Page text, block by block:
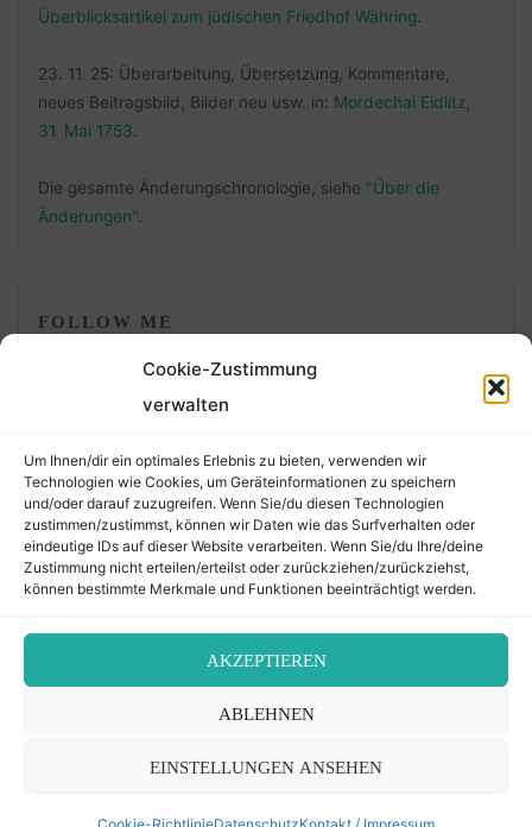
Cookie-Zustimmung
verwalten
Um Ihnen/dir ein optimales Erlebnis zu bieten, verwenden wir
Technologien wie Cookies, um Geräteinformationen zu speichern
und/oder darauf zuzugreifen. Wenn Sie/du diesen Technologien
zustimmen/zustimmst, können wir Daten wie das Surfverhalten oder
eindeutige IDs auf dieser Website verarbeiten. Wenn Sie/du Ihre/deine
Zustimmung nicht erteilen/erteilst oder zurückziehen/zurückziehst,
können bestimmte Merkmale und Funktionen beeinträchtigt werden.
AKZEPTIEREN
ABLEHNEN
EINSTELLUNGEN ANSEHEN
Überblicksartikel zum jüdischen Friedhof Währing.
23. 11. 25: Überarbeitung, Übersetzung, Kommentare,
neues Beitragsbild, Bilder neu usw. in: Mordechai Eidlitz,
31. Mai 1753.
Die gesamte Änderungschronologie, siehe "Über die
Änderungen".
FOLLOW ME
©2026 Der Transkribierer
Kontakt / Impressum
Cookie-Richtlinie (EU)
Back
to